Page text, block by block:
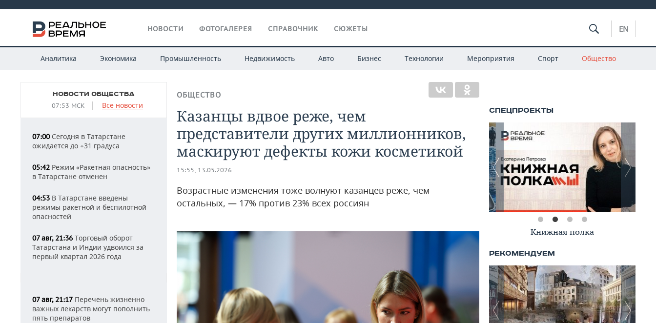
НОВОСТИ ФОТОГАЛЕРЕЯ СПРАВОЧНИК СЮЖЕТЫ EN
Аналитика Экономика Промышленность Недвижимость Авто Бизнес Технологии Мероприятия Спорт Общество
НОВОСТИ ОБЩЕСТВА
07:53 МСК Все новости
07:00Сегодня в Татарстане
ожидается до +31 градуса
05:42 Режим «Ракетная опасность»
в Татарстане отменен
04:53 В Татарстане введены
режимы ракетной и беспилотной
опасностей
07 авг, 21:36 Торговый оборот
Татарстана и Индии удвоился за
первый квартал 2026 года
07 авг, 21:17 Перечень жизненно
важных лекарств могут пополнить
пять препаратов
ОБЩЕСТВО
Казанцы вдвое реже, чем
представители других миллионников,
маскируют дефекты кожи косметикой
15:55, 13.05.2026
Возрастные изменения тоже волнуют казанцев реже, чем
остальных, — 17% против 23% всех россиян
Книжная полка